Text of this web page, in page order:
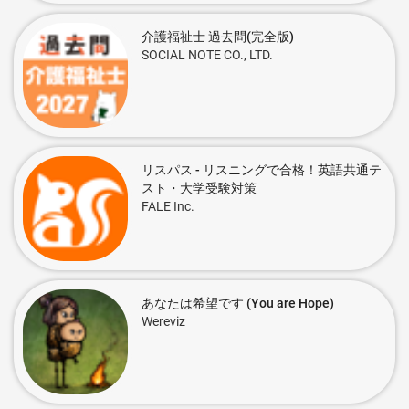
介護福祉士 過去問(完全版)
SOCIAL NOTE CO., LTD.
リスパス - リスニングで合格！英語共通テ
スト・大学受験対策
FALE Inc.
あなたは希望です (You are Hope)
Wereviz